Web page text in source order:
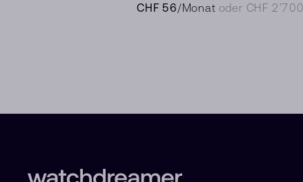
CHF 56/Monat oder CHF 2’700